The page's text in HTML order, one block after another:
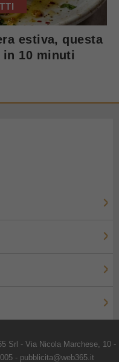
estiva, questa
in 10 minuti
Srl - Via Nicola Marchese, 10 -
- pubblicita@web365.it